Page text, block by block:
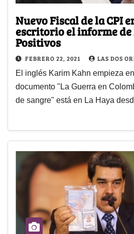
Nuevo Fiscal de la CPI
escritorio el informe de
Positivos
FEBRERO 22, 2021 LAS DOS
El inglés Karim Kahn empieza
documento "La Guerra en
de sangre" está en La Haya